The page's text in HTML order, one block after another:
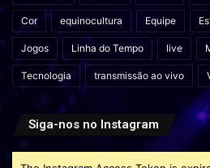
Cor equinocultura Equipe
Jogos Linha do Tempo live
Tecnologia transmissão ao vivo
Siga-nos no Instagram